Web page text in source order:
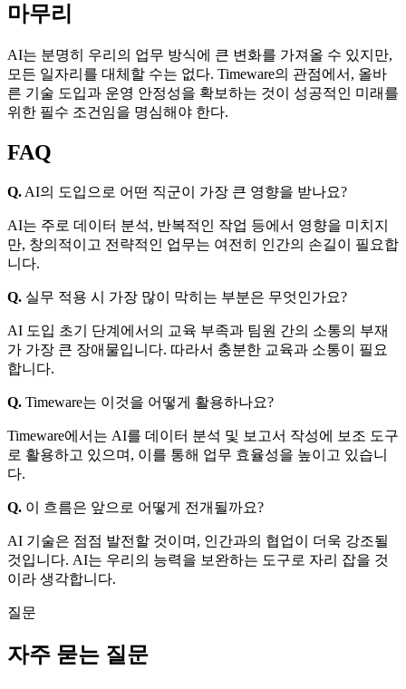
마무리
AI는 분명히 우리의 업무 방식에 큰 변화를 가져올 수 있지만,
모든 일자리를 대체할 수는 없다. Timeware의 관점에서, 올바
른 기술 도입과 운영 안정성을 확보하는 것이 성공적인 미래를
위한 필수 조건임을 명심해야 한다.
FAQ
Q. AI의 도입으로 어떤 직군이 가장 큰 영향을 받나요?
AI는 주로 데이터 분석, 반복적인 작업 등에서 영향을 미치지
만, 창의적이고 전략적인 업무는 여전히 인간의 손길이 필요합
니다.
Q. 실무 적용 시 가장 많이 막히는 부분은 무엇인가요?
AI 도입 초기 단계에서의 교육 부족과 팀원 간의 소통의 부재
가 가장 큰 장애물입니다. 따라서 충분한 교육과 소통이 필요
합니다.
Q. Timeware는 이것을 어떻게 활용하나요?
Timeware에서는 AI를 데이터 분석 및 보고서 작성에 보조 도구
로 활용하고 있으며, 이를 통해 업무 효율성을 높이고 있습니
다.
Q. 이 흐름은 앞으로 어떻게 전개될까요?
AI 기술은 점점 발전할 것이며, 인간과의 협업이 더욱 강조될
것입니다. AI는 우리의 능력을 보완하는 도구로 자리 잡을 것
이라 생각합니다.
질문
자주 묻는 질문